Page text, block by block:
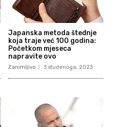
Japanska metoda štednje
koja traje već 100 godina:
Početkom mjeseca
napravite ovo
Zanimljivo 3 studenoga, 2023